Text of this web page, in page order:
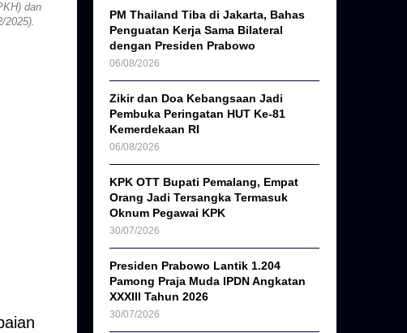
dan
2025).
PM Thailand Tiba di Jakarta, Bahas
Penguatan Kerja Sama Bilateral
dengan Presiden Prabowo
06/08/2026
Zikir dan Doa Kebangsaan Jadi
Pembuka Peringatan HUT Ke-81
Kemerdekaan RI
06/08/2026
KPK OTT Bupati Pemalang, Empat
Orang Jadi Tersangka Termasuk
Oknum Pegawai KPK
30/07/2026
Presiden Prabowo Lantik 1.204
Pamong Praja Muda IPDN Angkatan
XXXIII Tahun 2026
30/07/2026